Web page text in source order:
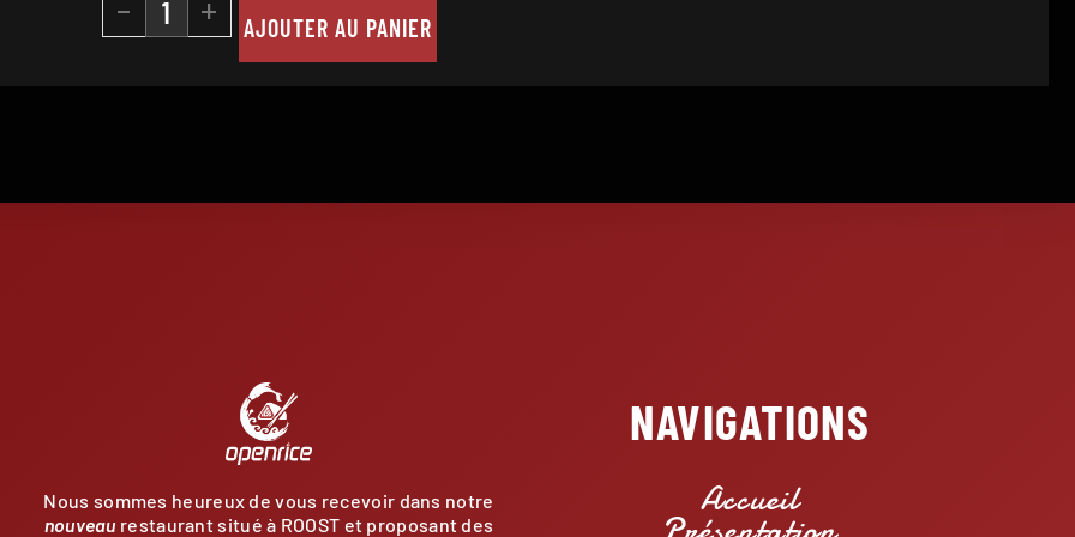
- + AJOUTER AU PANIER
Nous sommes heureux de vous recevoir dans notre
nouveau restaurant situé à ROOST et proposant des
NAVIGATIONS
Accueil